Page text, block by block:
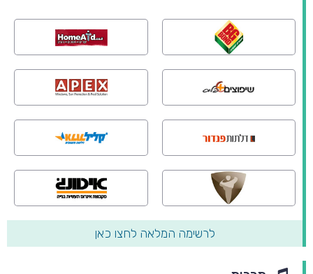
לרשימה המלאה לחצו כאן